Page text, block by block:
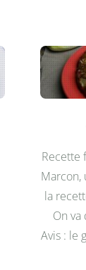
Recette
la
On va
Avis : le